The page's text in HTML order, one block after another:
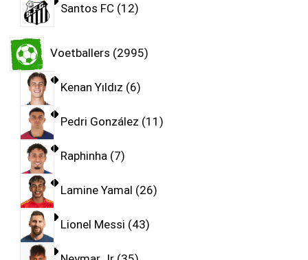
Santos FC 12
Voetballers 2995
Kenan Yıldız 6
Pedri González 11
Raphinha 7
Lamine Yamal 26
Lionel Messi 43